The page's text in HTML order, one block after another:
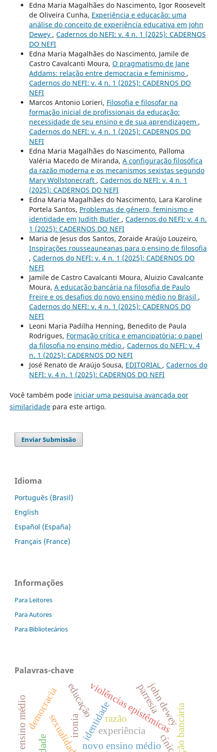
Edna Maria Magalhães do Nascimento, Igor Roosevelt
de Oliveira Cunha, Experiência e educação: uma
análise do conceito de experiência educativa em John
Dewey , Cadernos do NEFI: v. 4 n. 1 (2025): CADERNOS
DO NEFI
Edna Maria Magalhães do Nascimento, Jamile de
Castro Cavalcanti Moura, O pragmatismo de Jane
Addams: relação entre democracia e feminismo ,
Cadernos do NEFI: v. 4 n. 1 (2025): CADERNOS DO
NEFI
Marcos Antonio Lorieri, Filosofia e filosofar na
formação inicial de profissionais da educação:
necessidade de seu ensino e de sua aprendizagem ,
Cadernos do NEFI: v. 4 n. 1 (2025): CADERNOS DO
NEFI
Edna Maria Magalhães do Nascimento, Palloma
Valéria Macedo de Miranda, A configuração filosófica
da razão moderna e os mecanismos sexistas segundo
Mary Wollstonecraft , Cadernos do NEFI: v. 4 n. 1
(2025): CADERNOS DO NEFI
Edna Maria Magalhães do Nascimento, Lara Karoline
Portela Santos, Problemas de gênero, feminismo e
identidade em Judith Butler , Cadernos do NEFI: v. 4 n.
1 (2025): CADERNOS DO NEFI
Maria de Jesus dos Santos, Zoraide Araújo Louzeiro,
Inspirações rousseauneanas para o ensino de filosofia
, Cadernos do NEFI: v. 4 n. 1 (2025): CADERNOS DO
NEFI
Jamile de Castro Cavalcanti Moura, Aluizio Cavalcante
Moura, A educação bancária na filosofia de Paulo
Freire e os desafios do novo ensino médio no Brasil ,
Cadernos do NEFI: v. 4 n. 1 (2025): CADERNOS DO
NEFI
Leoni Maria Padilha Henning, Benedito de Paula
Rodrigues, Formação crítica e emancipatória: o papel
da filosofia no ensino médio , Cadernos do NEFI: v. 4
n. 1 (2025): CADERNOS DO NEFI
José Renato de Araújo Sousa, EDITORIAL , Cadernos do
NEFI: v. 4 n. 1 (2025): CADERNOS DO NEFI
Você também pode iniciar uma pesquisa avançada por
similaridadepara este artigo.
Enviar Submissão
Idioma
Português (Brasil)
English
Español (España)
Français (France)
Informações
Para Leitores
Para Autores
Para Bibliotecários
Palavras-chave
novo ensino médiocínico
ironiaidentidade
violências epistêmicas
sexualidade razão
democracia educação
experiência
john dewey
ensino médio parresia